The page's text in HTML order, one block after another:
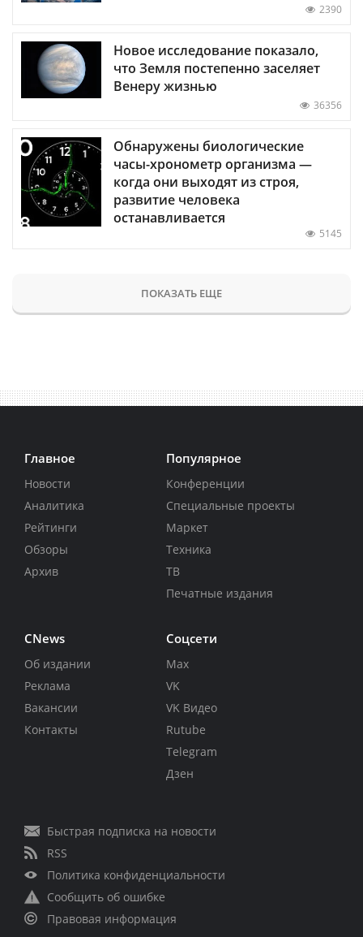
2390
Новое исследование показало,
что Земля постепенно заселяет
Венеру жизнью
36356
Обнаружены биологические
часы-хронометр организма —
когда они выходят из строя,
развитие человека
останавливается
5145
ПОКАЗАТЬ ЕЩЕ
Главное
Новости
Аналитика
Рейтинги
Обзоры
Архив
Популярное
Конференции
Специальные проекты
Маркет
Техника
ТВ
Печатные издания
CNews
Об издании
Реклама
Вакансии
Контакты
Соцсети
Max
VK
VK Видео
Rutube
Telegram
Дзен
Быстрая подписка на новости
RSS
Политика конфиденциальности
Сообщить об ошибке
Правовая информация